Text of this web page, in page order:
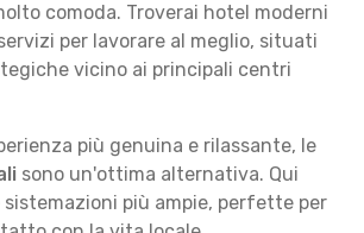
comoda. Troverai hotel moderni
per lavorare al meglio, situati
vicino ai principali centri
più genuina e rilassante, le
sono un'ottima alternativa. Qui
più ampie, perfette per